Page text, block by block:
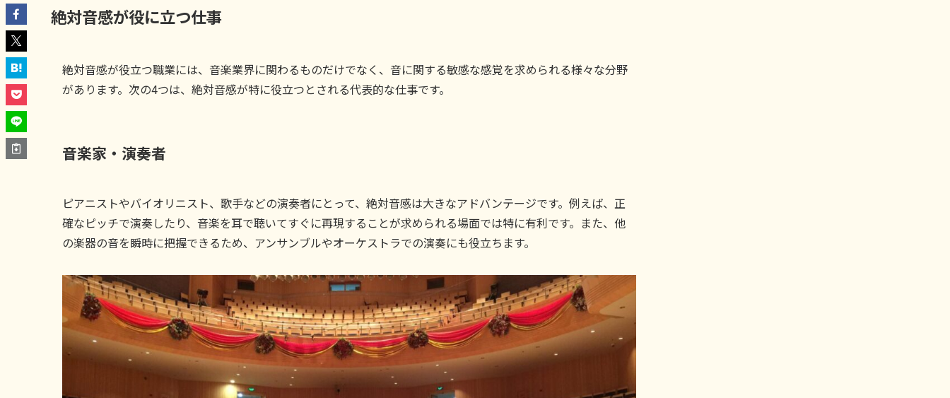
絶対音感が役に立つ仕事
絶対音感が役立つ職業には、音楽業界に関わるものだけでなく、音に関する敏感な感覚を求められる様々な分野
があります。次の4つは、絶対音感が特に役立つとされる代表的な仕事です。
音楽家・演奏者
ピアニストやバイオリニスト、歌手などの演奏者にとって、絶対音感は大きなアドバンテージです。例えば、正
確なピッチで演奏したり、音楽を耳で聴いてすぐに再現することが求められる場面では特に有利です。また、他
の楽器の音を瞬時に把握できるため、アンサンブルやオーケストラでの演奏にも役立ちます。